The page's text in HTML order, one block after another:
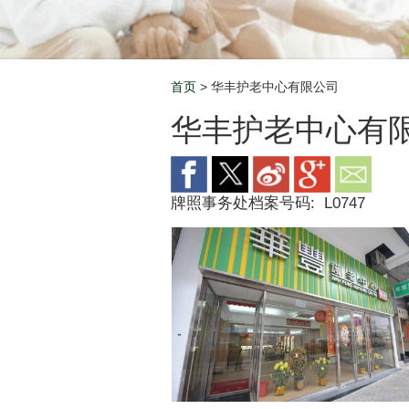
Breadcrumb
首页 > 华丰护老中心有限公司
华丰护老中心有
牌照事务处档案号码: L0747